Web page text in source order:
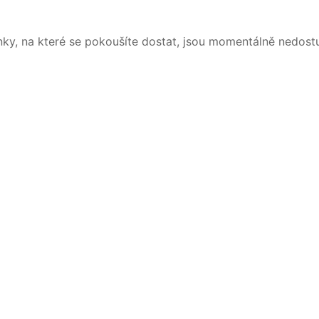
na které se pokoušíte dostat, jsou momentálně